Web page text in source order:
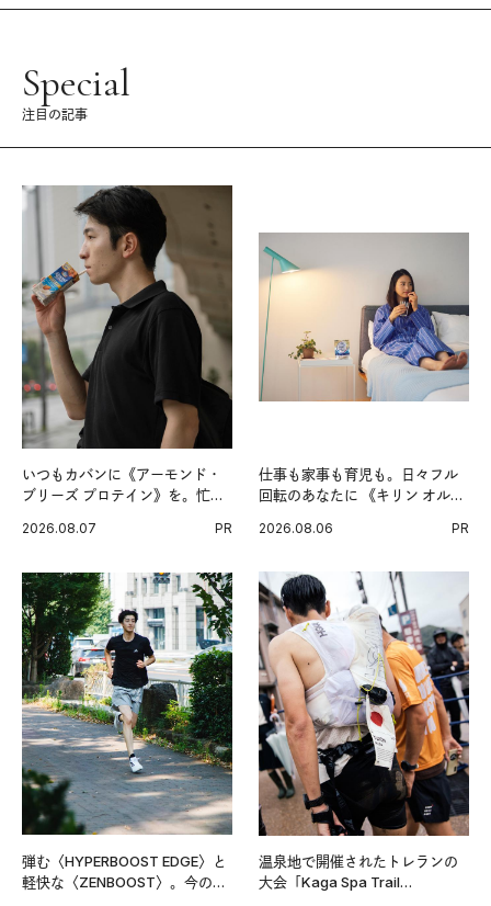
Special
注目の記事
いつもカバンに《アーモンド・
ブリーズ プロテイン》を。忙し
グ習慣。
2026.08.07 PR
仕事も家事も育児も。日々フル
回転のあなたに 《キリン オルニ
2026.08.06 PR
弾む〈HYPERBOOST EDGE〉と
軽快な〈ZENBOOST〉。今の時
温泉地で開催されたトレランの
大会「Kaga Spa Trail